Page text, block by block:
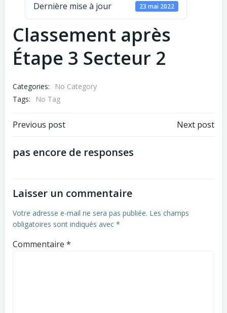
Dernière mise à jour 23 mai 2022
Classement après
Étape 3 Secteur 2
Categories:
No Category
Tags:
No Tag
Post
navigation
Previous post
navigation
Next post
pas encore de responses
Laisser un commentaire
Votre adresse e-mail ne sera pas publiée. Les champs
obligatoires sont indiqués avec *
Commentaire *